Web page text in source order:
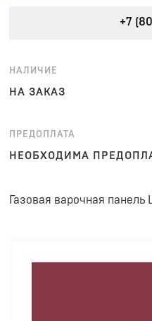
+7
НАЛИЧИЕ
НА ЗАКАЗ
ПРЕДОПЛАТА
НЕОБХОДИМА
Газовая варочная панель